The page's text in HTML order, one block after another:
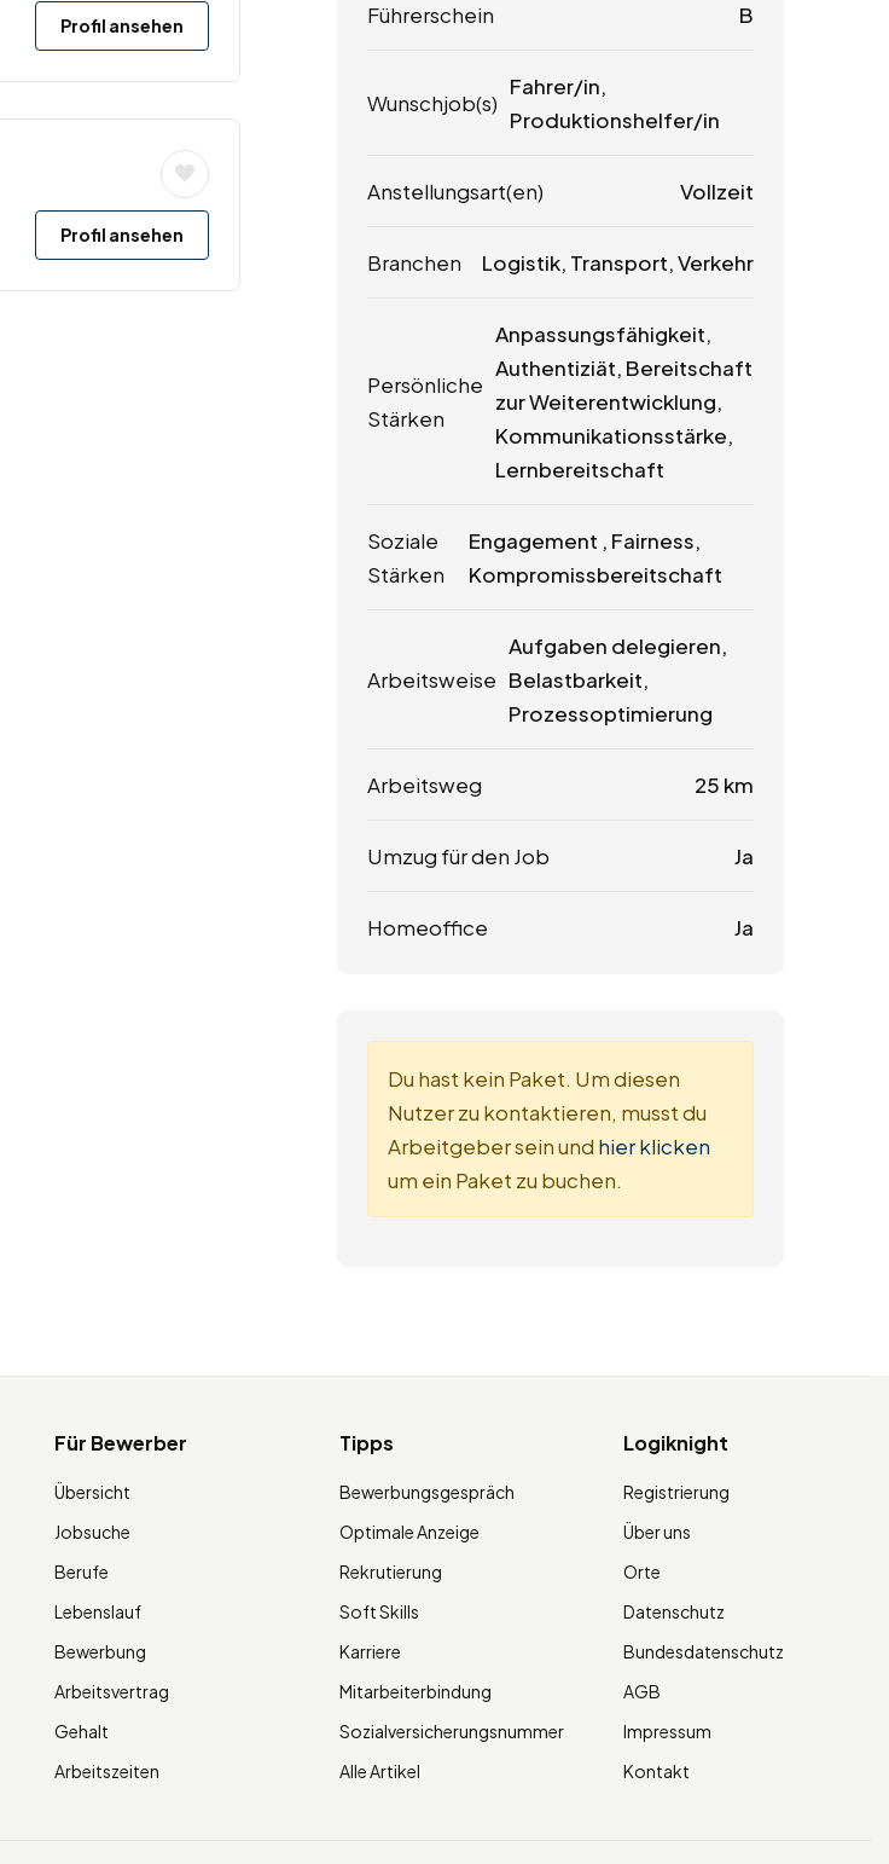
Profil ansehen
Profil ansehen
Führerschein B
Wunschjob(s)
Fahrer/in,
Produktionshelfer/in
Anstellungsart(en) Vollzeit
Branchen Logistik, Transport, Verkehr
Persönliche
Stärken
Anpassungsfähigkeit,
Authentiziät, Bereitschaft
zur Weiterentwicklung,
Kommunikationsstärke,
Lernbereitschaft
Soziale
Stärken
Engagement , Fairness,
Kompromissbereitschaft
Arbeitsweise
Aufgaben delegieren,
Belastbarkeit,
Prozessoptimierung
Arbeitsweg 25 km
Umzug für den Job Ja
Homeoffice Ja
Du hast kein Paket. Um diesen
Nutzer zu kontaktieren, musst du
Arbeitgeber sein und hier klicken
um ein Paket zu buchen.
Für Bewerber
Übersicht
Jobsuche
Berufe
Lebenslauf
Bewerbung
Arbeitsvertrag
Gehalt
Arbeitszeiten
Tipps
Bewerbungsgespräch
Optimale Anzeige
Rekrutierung
Soft Skills
Karriere
Mitarbeiterbindung
Sozialversicherungsnummer
Alle Artikel
Logiknight
Registrierung
Über uns
Orte
Datenschutz
Bundesdatenschutz
AGB
Impressum
Kontakt